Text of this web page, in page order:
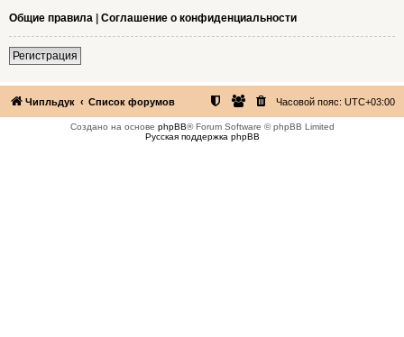
Общие правила | Соглашение о конфиденциальности
Регистрация
Чипльдук Список форумов Часовой пояс: UTC+03:00
Создано на основе phpBB® Forum Software © phpBB Limited
Русская поддержка phpBB